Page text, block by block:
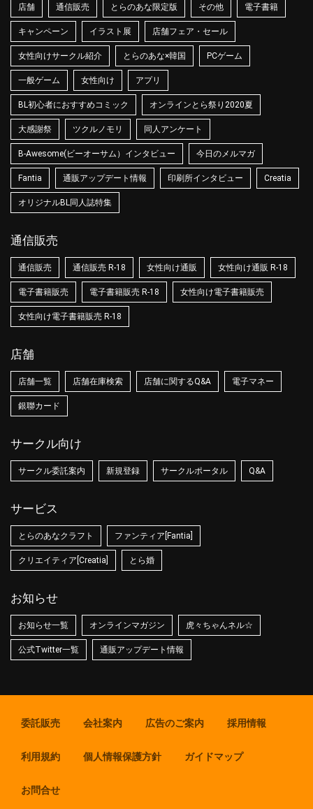
店舗 通信販売 とらのあな限定版 その他 電子書籍
キャンペーン イラスト展 店舗フェア・セール
女性向けサークル紹介 とらのあな×韓国 PCゲーム
一般ゲーム 女性向け アプリ
BL初心者におすすめコミック オンラインとら祭り2020夏
大感謝祭 ツクルノモリ 同人アンケート
B-Awesome(ビーオーサム）インタビュー 今日のメルマガ
Fantia 通販アップデート情報 印刷所インタビュー Creatia
オリジナルBL同人誌特集
通信販売
通信販売 通信販売 R-18 女性向け通販 女性向け通販 R-18
電子書籍販売 電子書籍販売 R-18 女性向け電子書籍販売
女性向け電子書籍販売 R-18
店舗
店舗一覧 店舗在庫検索 店舗に関するQ&A 電子マネー
銀聯カード
サークル向け
サークル委託案内 新規登録 サークルポータル Q&A
サービス
とらのあなクラフト ファンティア[Fantia]
クリエイティア[Creatia] とら婚
お知らせ
お知らせ一覧 オンラインマガジン 虎々ちゃんネル☆
公式Twitter一覧 通販アップデート情報
委託販売 会社案内 広告のご案内 採用情報
利用規約 個人情報保護方針 ガイドマップ
お問合せ